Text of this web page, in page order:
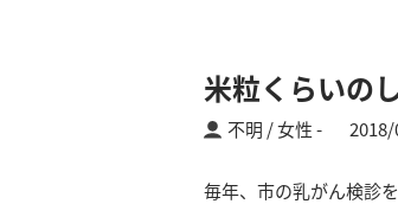
米粒くらいの
不明 / 女性
毎年、市の乳がん検診